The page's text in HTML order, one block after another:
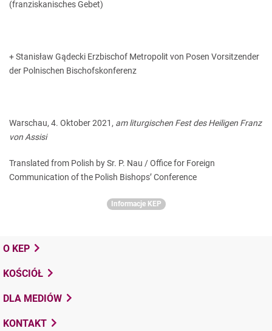
(franziskanisches Gebet)
+ Stanisław Gądecki Erzbischof Metropolit von Posen Vorsitzender
der Polnischen Bischofskonferenz
Warschau, 4. Oktober 2021, am liturgischen Fest des Heiligen Franz
von Assisi
Translated from Polish by Sr. P. Nau / Office for Foreign
Communication of the Polish Bishops’ Conference
Informacje KEP
O KEP
KOŚCIÓŁ
DLA MEDIÓW
KONTAKT